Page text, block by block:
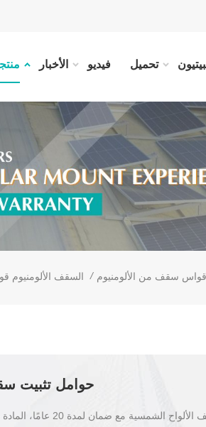
الأخبار فيديو تحميل
السقف الألومنيوم / سقف من الألومنيوم
حوامل تثبيت